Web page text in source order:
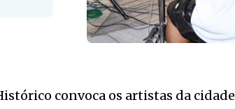
convoca os artistas da cidade